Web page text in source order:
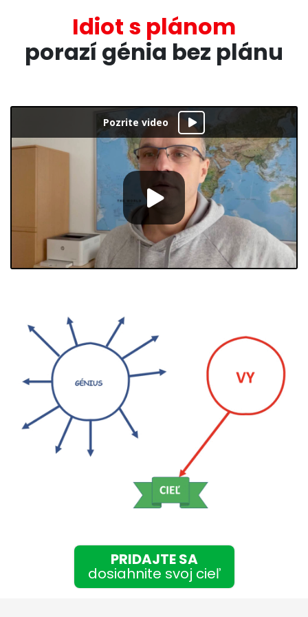
Idiot s plánom
porazí génia bez plánu
Pozrite video
PRIDAJTE SA
dosiahnite svoj cieľ